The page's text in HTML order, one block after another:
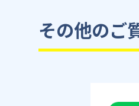
その他のご